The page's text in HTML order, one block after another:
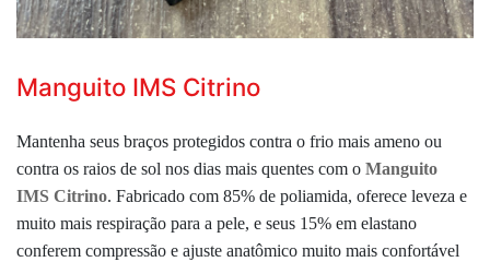
Manguito IMS Citrino
Mantenha seus braços protegidos contra o frio mais ameno ou
contra os raios de sol nos dias mais quentes com o Manguito
IMS Citrino. Fabricado com 85% de poliamida, oferece leveza e
muito mais respiração para a pele, e seus 15% em elastano
conferem compressão e ajuste anatômico muito mais confortável